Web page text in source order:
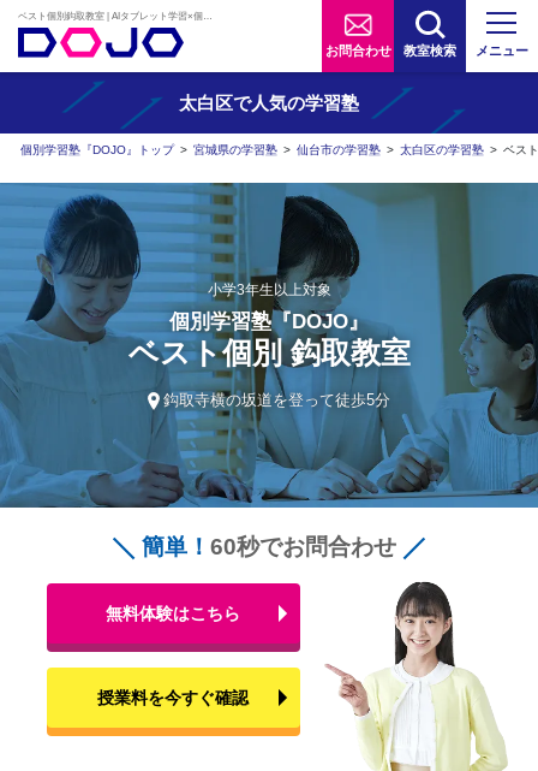
お問合わせ 教室検索 メニュー
太白区で人気の学習塾
個別学習塾『DOJO』トップ > 宮城県の学習塾 > 仙台市の学習塾 > 太白区の学習塾 > ベス
小学3年生以上対象
個別学習塾『DOJO』
ベスト個別 鈎取教室
鈎取寺横の坂道を登って徒歩5分
簡単！ 60秒でお問合わせ
無料体験はこちら
授業料を今すぐ確認